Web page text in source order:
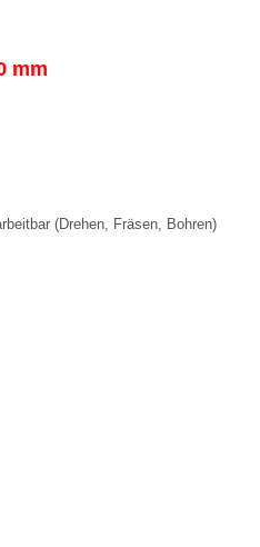
mm
(Drehen, Fräsen, Bohren)